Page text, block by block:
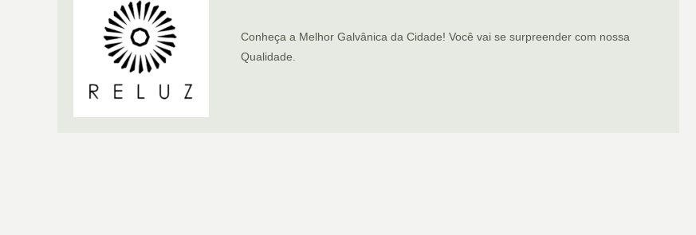
Conheça a Melhor Galvânica da Cidade! Você vai se surpreender com nossa
Qualidade.